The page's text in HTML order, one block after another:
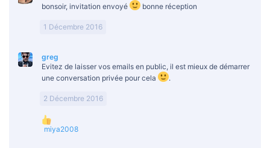
bonsoir, invitation envoyé
bonne réception
1 Décembre 2016
greg
Evitez de laisser vos emails en public, il est mieux de démarrer
une conversation privée pour cela
.
2 Décembre 2016
Lmiya2008